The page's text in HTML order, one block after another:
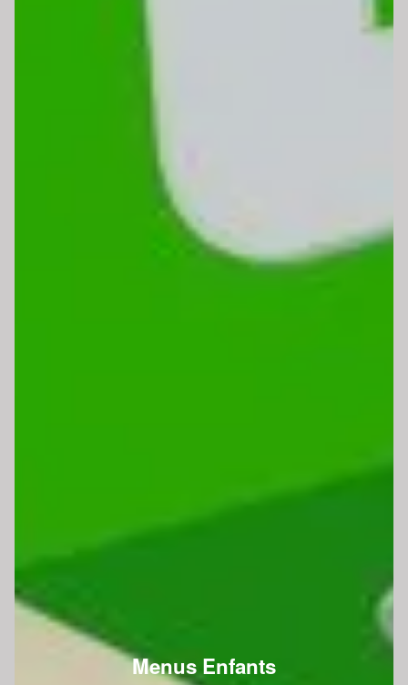
Menus Enfants